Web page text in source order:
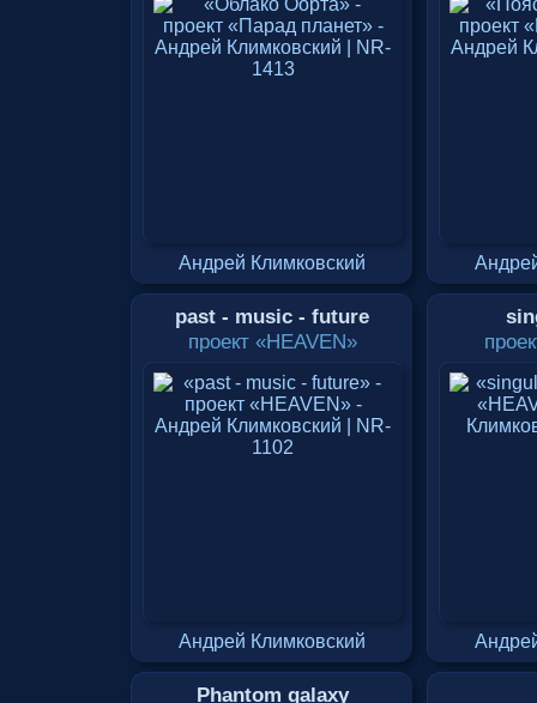
Андрей Климковский
past - music - future
проект «HEAVEN»
Андрей Климковский
Phantom galaxy